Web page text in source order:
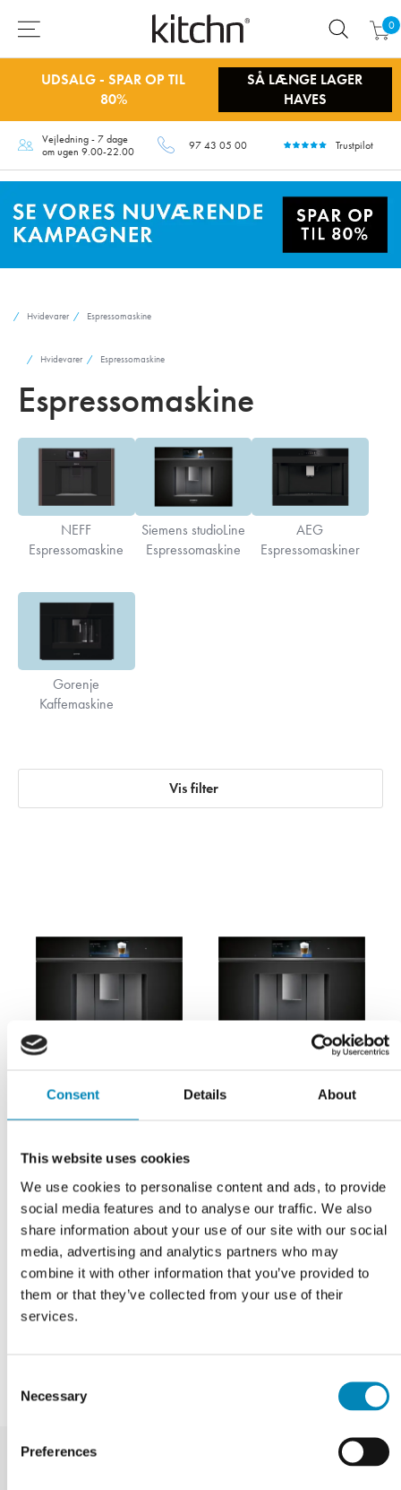
Consent Details About
This website uses cookies
We use cookies to personalise content and ads, to provide
social media features and to analyse our traffic. We also
share information about your use of our site with our social
media, advertising and analytics partners who may
combine it with other information that you’ve provided to
them or that they’ve collected from your use of their
services.
Selection
Necessary
Preferences
0
UDSALG - SPAR OP TIL
80%
SÅ LÆNGE LAGER
HAVES
Vejledning - 7 dage
om ugen 9.00-22.00
97 43 05 00 Trustpilot
Hvidevarer Espressomaskine
Hvidevarer Espressomaskine
Espressomaskine
NEFF
Espressomaskine
Siemens studioLine
Espressomaskine
AEG
Espressomaskiner
Gorenje
Kaffemaskine
Vis filter
indbygningskaffemaskine
2,4l vandtank - Siemens
iQ700 - CT918L1B0
19.595,00 DKK
LÆS MERE
Produktdatablad
Lev. 1 - 2 hverdage
fast vand - sort - Siemens
iQ700 - CT918L1D0
26.268,75DKK
LÆS MERE
Produktdatablad